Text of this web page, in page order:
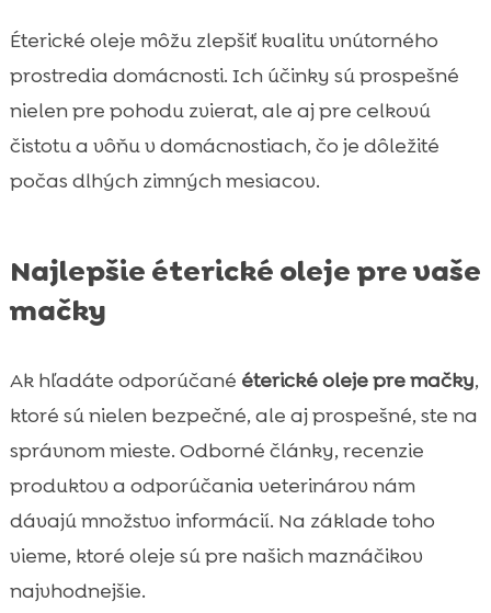
Éterické oleje môžu zlepšiť kvalitu vnútorného
prostredia domácnosti. Ich účinky sú prospešné
nielen pre pohodu zvierat, ale aj pre celkovú
čistotu a vôňu v domácnostiach, čo je dôležité
počas dlhých zimných mesiacov.
Najlepšie éterické oleje pre vaše
mačky
Ak hľadáte odporúčané éterické oleje pre mačky,
ktoré sú nielen bezpečné, ale aj prospešné, ste na
správnom mieste. Odborné články, recenzie
produktov a odporúčania veterinárov nám
dávajú množstvo informácií. Na základe toho
vieme, ktoré oleje sú pre našich maznáčikov
najvhodnejšie.